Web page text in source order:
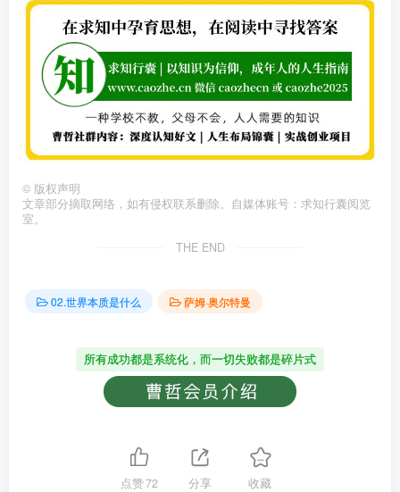
© 版权声明
文章部分摘取网络，如有侵权联系删除。自媒体账号：求知行囊阅览
室。
THE END
02.世界本质是什么 萨姆·奥尔特曼
所有成功都是系统化，而一切失败都是碎片式
点赞72 分享 收藏